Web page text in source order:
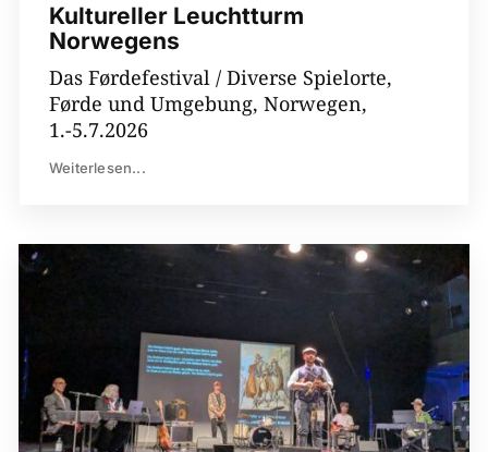
Kultureller Leuchtturm
Norwegens
Das Førdefestival / Diverse Spielorte,
Førde und Umgebung, Norwegen,
1.-5.7.2026
Weiterlesen...